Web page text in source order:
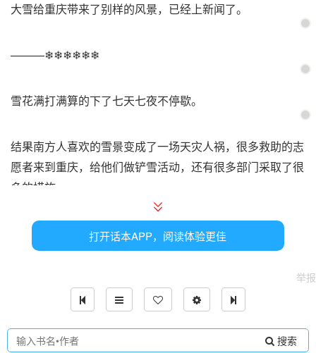
大雪给重庆带来了别样的风景，已经上新闻了。
———❄❄❄❄❄❄
雪花满打满算的下了七天七夜不停歇。
结果南方人喜欢的雪景变成了一场天灾人祸，很多救助的志
愿者来到重庆，给他们做铲雪活动，还有很多部门采取了很
多的措施。
———七天七夜的大雪，异常的天气和征兆，反倒是让重庆
的孩子们停课回家，好多上班族都得到了难得的休息。
七天七夜的大雪，冰凌花开，陌上人如玉，丰富彼岸花开一
打开话本APP，阅读体验更佳
举报
搜索